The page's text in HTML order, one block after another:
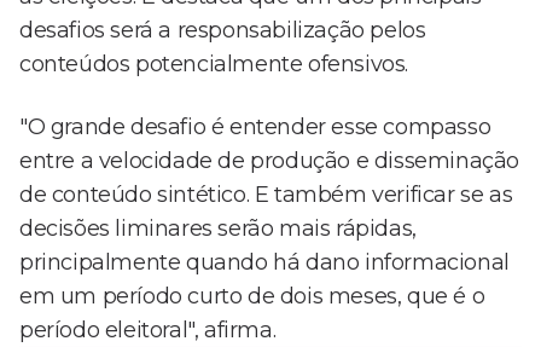
desafios será a responsabilização pelos
conteúdos potencialmente ofensivos.
"O grande desafio é entender esse compasso
entre a velocidade de produção e disseminação
de conteúdo sintético. E também verificar se as
decisões liminares serão mais rápidas,
principalmente quando há dano informacional
em um período curto de dois meses, que é o
período eleitoral", afirma.